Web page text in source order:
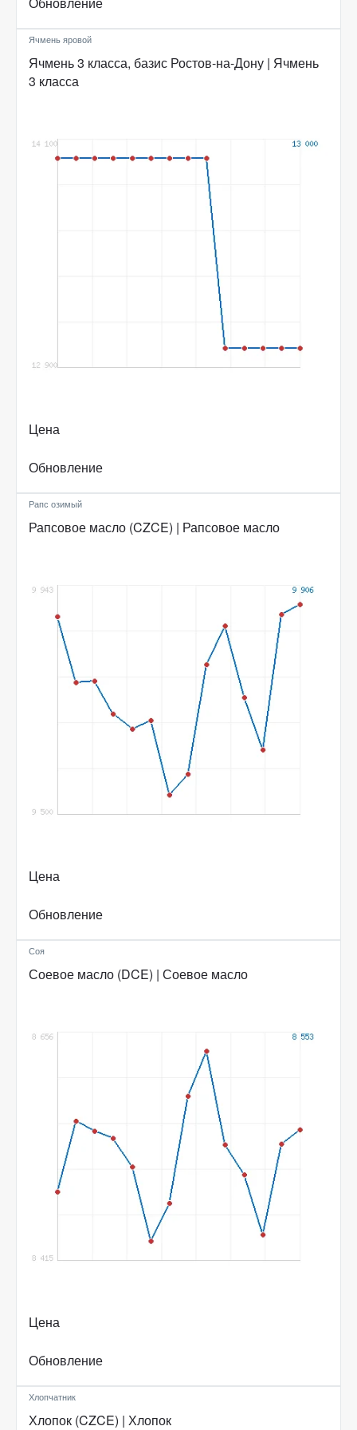
Ячмень яровой
Ячмень 3 класса, базис Ростов-на-Дону | Ячмень
3 класса
Цена
Обновление
Рапс озимый
Рапсовое масло (CZCE) | Рапсовое масло
Цена
Обновление
Соя
Соевое масло (DCE) | Соевое масло
Цена
Обновление
Хлопчатник
Хлопок (CZCE) | Хлопок